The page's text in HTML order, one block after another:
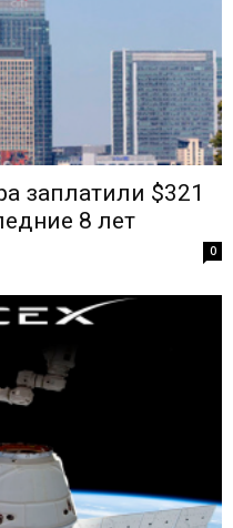
заплатили $321
8 лет
0